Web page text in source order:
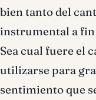
bien tanto del
instrumental a
Sea cual fuere el
utilizarse para
sentimiento que